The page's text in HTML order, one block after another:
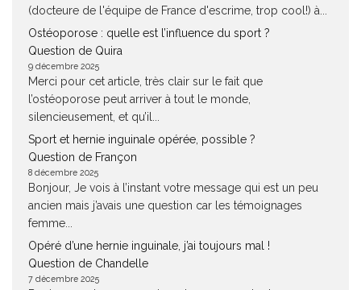
(docteure de l'équipe de France d'escrime, trop cool!) à...
Ostéoporose : quelle est l’influence du sport ?
Question de Quira
9 décembre 2025
Merci pour cet article, très clair sur le fait que
l’ostéoporose peut arriver à tout le monde,
silencieusement, et qu’il...
Sport et hernie inguinale opérée, possible ?
Question de Françon
8 décembre 2025
Bonjour, Je vois à l’instant votre message qui est un peu
ancien mais j’avais une question car les témoignages
femme...
Opéré d’une hernie inguinale, j’ai toujours mal !
Question de Chandelle
7 décembre 2025